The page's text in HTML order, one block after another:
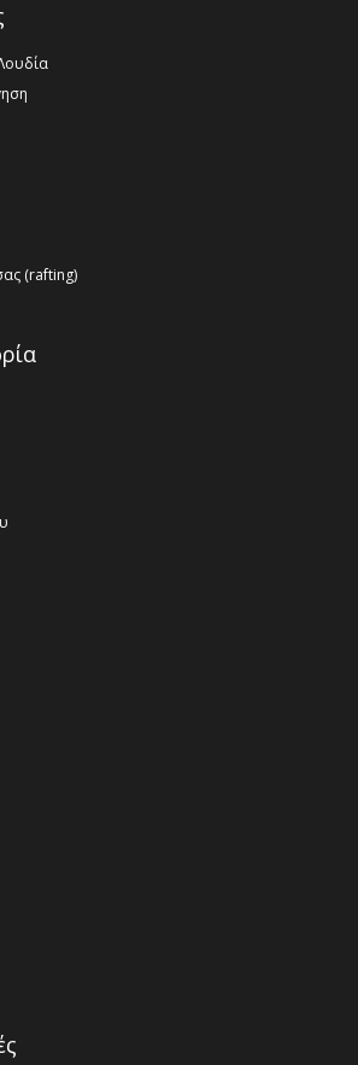
στον Κατάλογο Παγκόσμιας
– Ομόφωνη η απόφαση Ο
ως φυσικό και πολιτιστικό
αξίας για την
(rafting)